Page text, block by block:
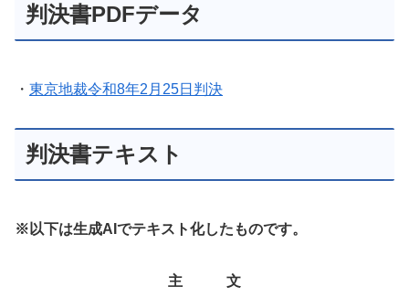
判決書PDFデータ
・ 東京地裁令和8年2月25日判決
判決書テキスト
※以下は生成AIでテキスト化したものです。
主 文